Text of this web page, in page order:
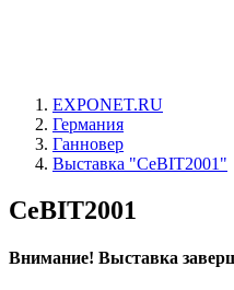
EXPONET.RU
Германия
Ганновер
Выставка "CeBIT2001"
CeBIT2001
Внимание! Выставка